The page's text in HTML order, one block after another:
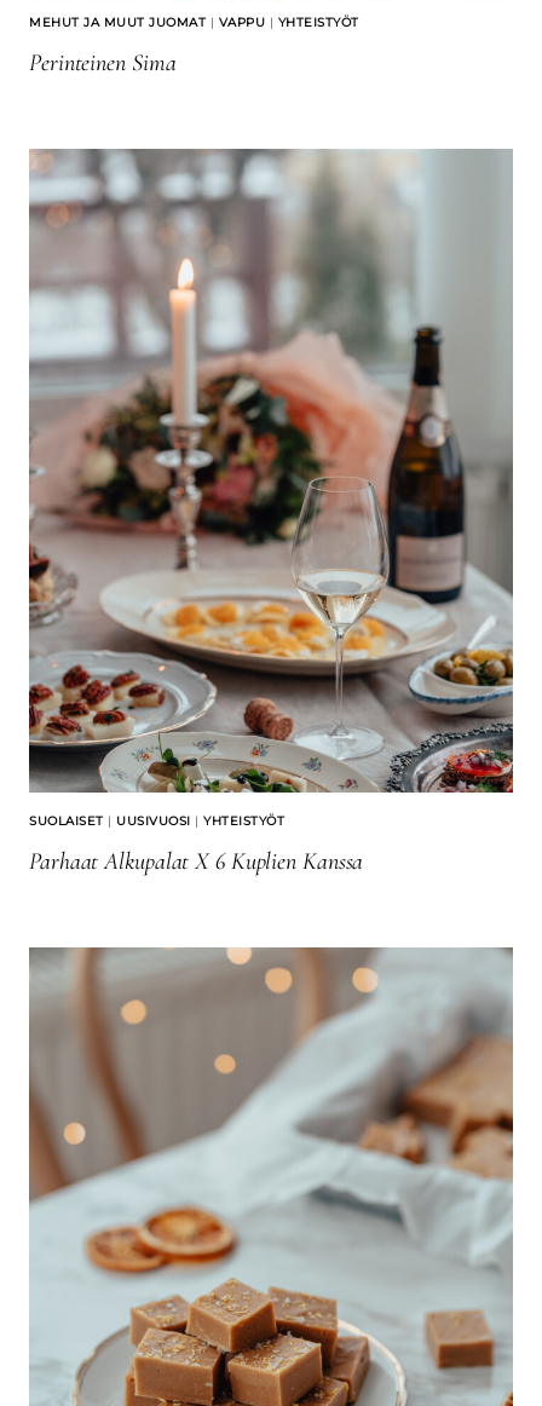
MEHUT JA MUUT JUOMAT | VAPPU | YHTEISTYÖT
Perinteinen Sima
SUOLAISET | UUSIVUOSI | YHTEISTYÖT
Parhaat Alkupalat X 6 Kuplien Kanssa